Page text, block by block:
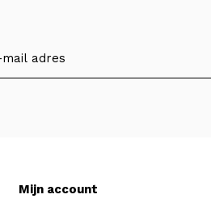
Mijn account